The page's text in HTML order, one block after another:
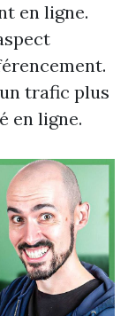
en ligne.
trafic plus
en ligne.